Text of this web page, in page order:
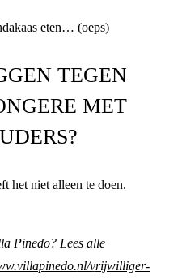
eten… (oeps)
TEGEN
MET
het niet alleen te doen.
Pinedo? Lees alle
vrijwilliger-